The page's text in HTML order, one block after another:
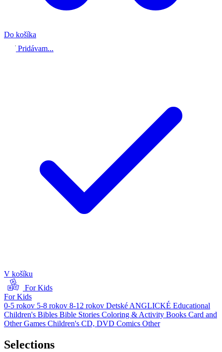
Do košíka
Pridávam...
V košíku
For Kids
For Kids
0-5 rokov 5-8 rokov 8-12 rokov Detské ANGLICKÉ Educational
Children's Bibles Bible Stories Coloring & Activity Books Card and
Other Games Children's CD, DVD Comics Other
Selections